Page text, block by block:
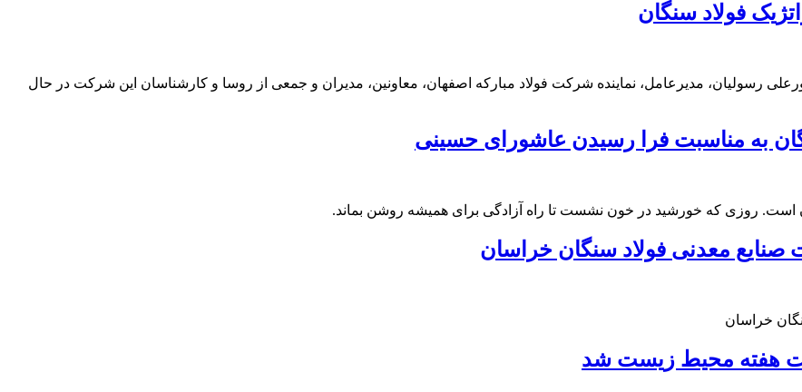
فولاد سنگان
رسولیان، مدیرعامل، نماینده شرکت فولاد مبارکه اصفهان، معاونین، مدیران و جمعی از روسا و کارشناسان این شرکت در حال
به مناسبت فرا رسیدن عاشورای حسینی
است. روزی که خورشید در خون نشست تا راه آزادگی برای همیشه روشن بماند.
صنایع معدنی فولاد سنگان خراسان
خراسان
هفته محیط زیست شد